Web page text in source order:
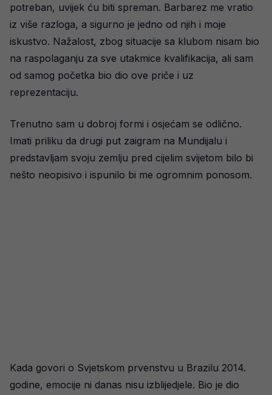
potreban, uvijek ću biti spreman. Barbarez me vratio
iz više razloga, a sigurno je jedno od njih i moje
iskustvo. Nažalost, zbog situacije sa klubom nisam bio
na raspolaganju za sve utakmice kvalifikacija, ali sam
od samog početka bio dio ove priče i uz
reprezentaciju.
Trenutno sam u dobroj formi i osjećam se odlično.
Imati priliku da drugi put zaigram na Mundijalu i
predstavljam svoju zemlju pred cijelim svijetom bilo bi
nešto neopisivo i ispunilo bi me ogromnim ponosom.
Kada govori o Svjetskom prvenstvu u Brazilu 2014.
godine, emocije ni danas nisu izblijedjele. Bio je dio